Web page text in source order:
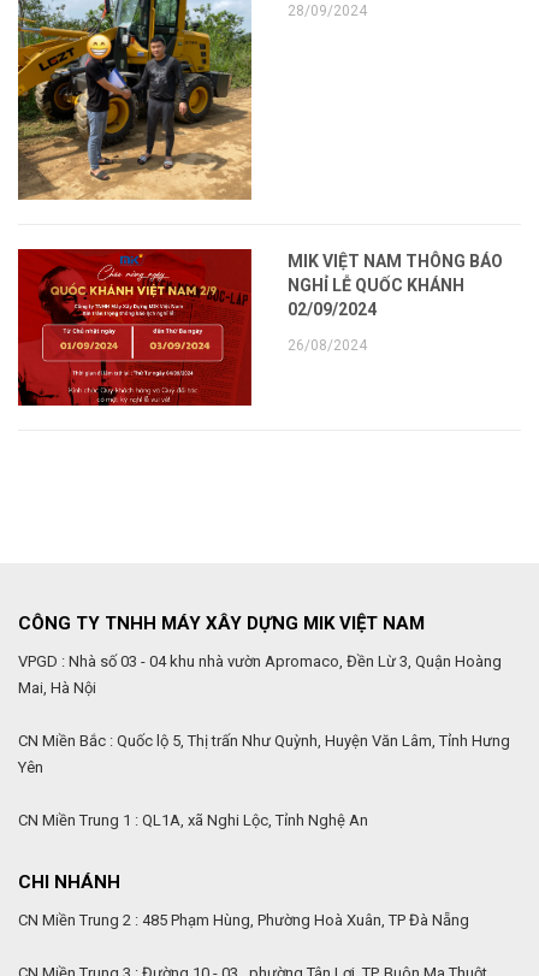
28/09/2024
MIK VIỆT NAM THÔNG BÁO
NGHỈ LỄ QUỐC KHÁNH
02/09/2024
26/08/2024
CÔNG TY TNHH MÁY XÂY DỰNG MIK VIỆT NAM
VPGD : Nhà số 03 - 04 khu nhà vườn Apromaco, Đền Lừ 3, Quận Hoàng
Mai, Hà Nội
CN Miền Bắc : Quốc lộ 5, Thị trấn Như Quỳnh, Huyện Văn Lâm, Tỉnh Hưng
Yên
CN Miền Trung 1 : QL1A, xã Nghi Lộc, Tỉnh Nghệ An
CHI NHÁNH
CN Miền Trung 2 : 485 Phạm Hùng, Phường Hoà Xuân, TP Đà Nẵng